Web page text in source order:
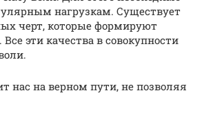
нагрузкам. Существует
черт, которые формируют
Все эти качества в совокупности
нас на верном пути, не позволяя